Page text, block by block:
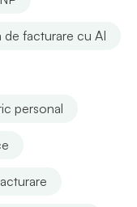
de facturare cu AI
personal